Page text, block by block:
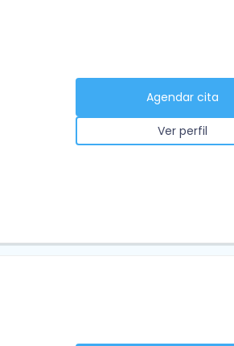
Agendar cita
Ver perfil